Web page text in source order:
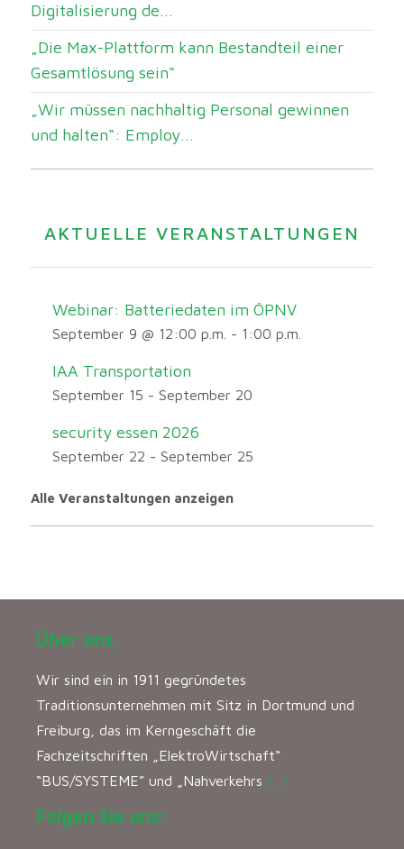
Digitalisierung de...
„Die Max-Plattform kann Bestandteil einer
Gesamtlösung sein“
„Wir müssen nachhaltig Personal gewinnen
und halten“: Employ...
AKTUELLE VERANSTALTUNGEN
Webinar: Batteriedaten im ÖPNV
September 9 @ 12:00 p.m. - 1:00 p.m.
IAA Transportation
September 15 - September 20
security essen 2026
September 22 - September 25
Alle Veranstaltungen anzeigen
Über uns
Wir sind ein in 1911 gegründetes
Traditionsunternehmen mit Sitz in Dortmund und
Freiburg, das im Kerngeschäft die
Fachzeitschriften „ElektroWirtschaft“
“BUS/SYSTEME” und „Nahverkehrs […]
Folgen Sie uns: